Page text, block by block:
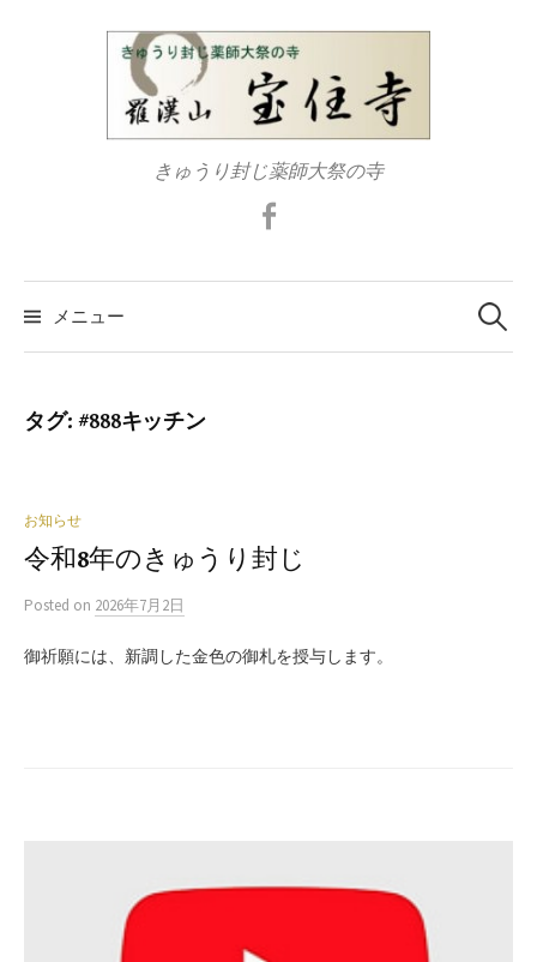
プ
きゅうり封じ薬師大祭の寺
メニュー
検
索:
タグ:#888キッチン
お知らせ
令和8年のきゅうり封じ
Posted on 2026年7月2日
御祈願には、新調した金色の御札を授与します。